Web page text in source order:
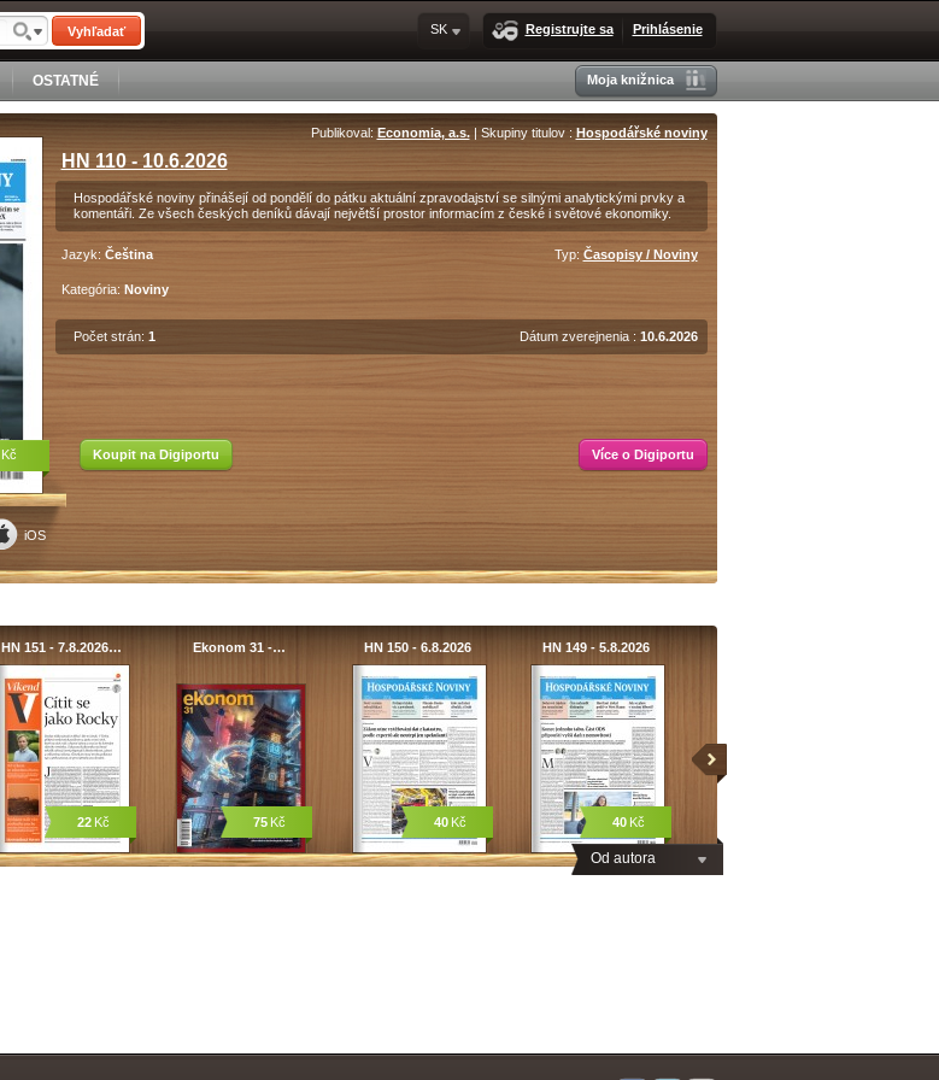
Vyhľadať Registrujte sa Prihlásenie
SK
OSTATNÉ Moja knižnica
iOS
Kč
Publikoval: Economia, a.s.| Skupiny titulov : Hospodářské noviny
HN 110 - 10.6.2026
Hospodářské noviny přinášejí od pondělí do pátku aktuální zpravodajství se silnými analytickými prvky a
komentáři. Ze všech českých deníků dávají největší prostor informacím z české i světové ekonomiky.
Jazyk: Čeština Typ: Časopisy / Noviny
Kategória: Noviny
Počet strán: 1 Dátum zverejnenia : 10.6.2026
Koupit na Digiportu Více o Digiportu
Od autora
HN 151 - 7.8.2026…
22 Kč
Ekonom 31 -…
75 Kč
HN 150 - 6.8.2026
40 Kč
HN 149 - 5.8.2026
40 Kč